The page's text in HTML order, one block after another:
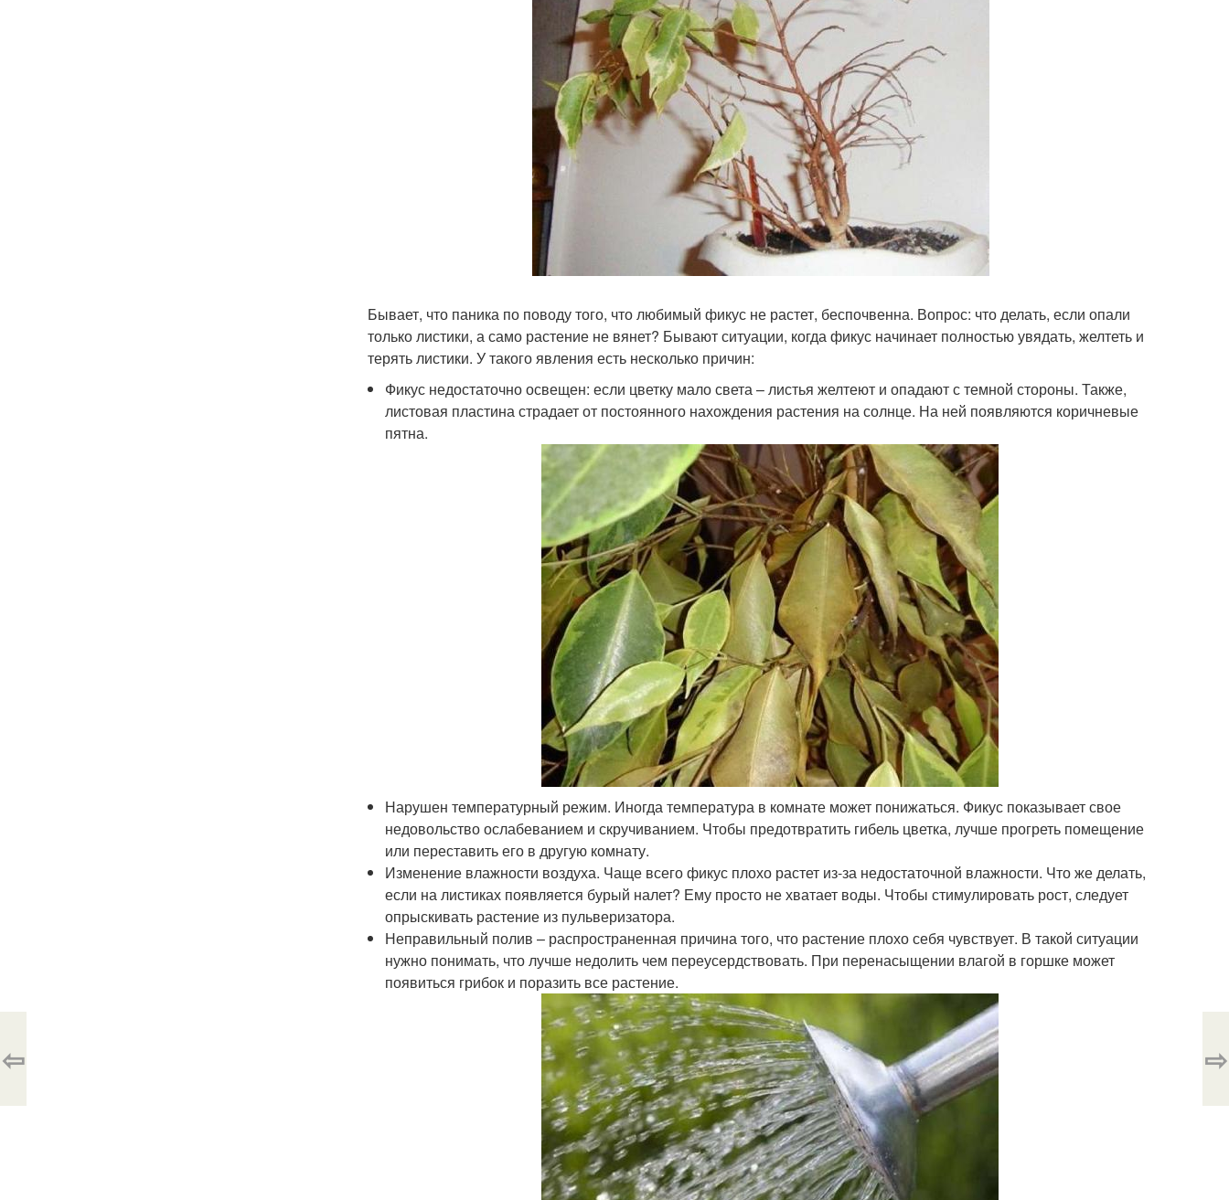
Бывает, что паника по поводу того, что любимый фикус не растет, беспочвенна. Вопрос: что делать, если опали
только листики, а само растение не вянет? Бывают ситуации, когда фикус начинает полностью увядать, желтеть и
терять листики. У такого явления есть несколько причин:
Фикус недостаточно освещен: если цветку мало света – листья желтеют и опадают с темной стороны. Также,
листовая пластина страдает от постоянного нахождения растения на солнце. На ней появляются коричневые
пятна.
Нарушен температурный режим. Иногда температура в комнате может понижаться. Фикус показывает свое
недовольство ослабеванием и скручиванием. Чтобы предотвратить гибель цветка, лучше прогреть помещение
или переставить его в другую комнату.
Изменение влажности воздуха. Чаще всего фикус плохо растет из-за недостаточной влажности. Что же делать,
если на листиках появляется бурый налет? Ему просто не хватает воды. Чтобы стимулировать рост, следует
опрыскивать растение из пульверизатора.
Неправильный полив – распространенная причина того, что растение плохо себя чувствует. В такой ситуации
нужно понимать, что лучше недолить чем переусердствовать. При перенасыщении влагой в горшке может
появиться грибок и поразить все растение.
⇦ ⇨